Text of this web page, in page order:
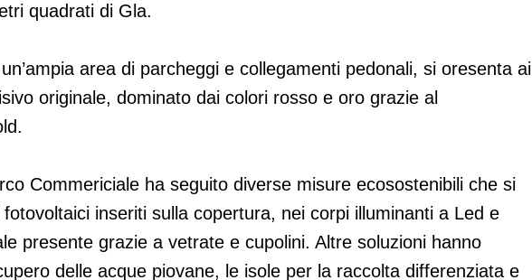
quadrati di Gla.
area di parcheggi e collegamenti pedonali, si oresenta ai
originale, dominato dai colori rosso e oro grazie al
Commericiale ha seguito diverse misure ecosostenibili che si
inseriti sulla copertura, nei corpi illuminanti a Led e
presente grazie a vetrate e cupolini. Altre soluzioni hanno
delle acque piovane, le isole per la raccolta differenziata e